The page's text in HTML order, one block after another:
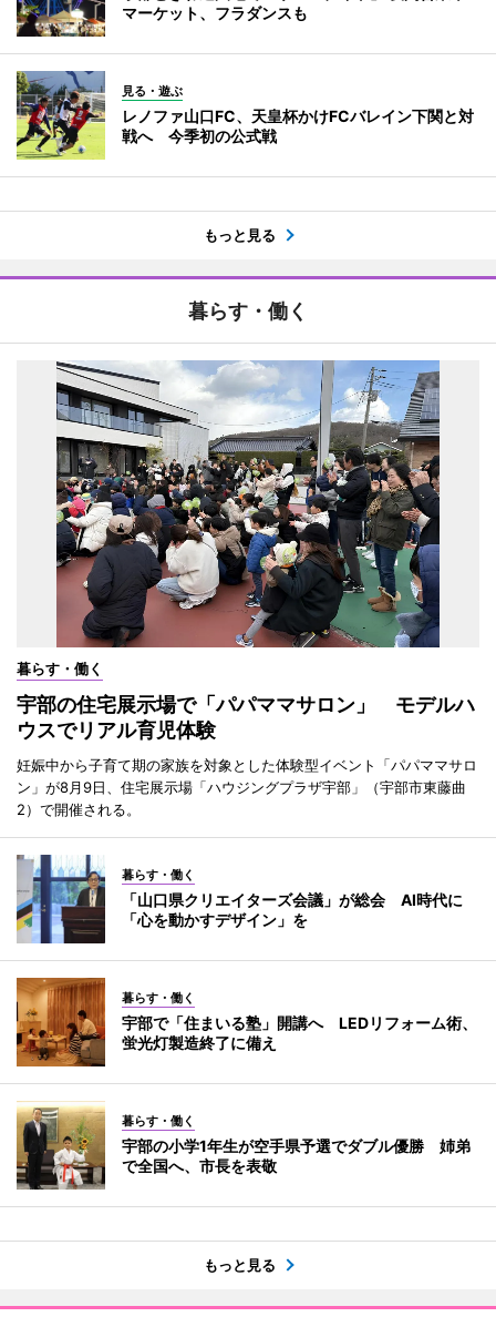
マーケット、フラダンスも
見る・遊ぶ
レノファ山口FC、天皇杯かけFCバレイン下関と対
戦へ 今季初の公式戦
もっと見る
暮らす・働く
暮らす・働く
宇部の住宅展示場で「パパママサロン」 モデルハ
ウスでリアル育児体験
妊娠中から子育て期の家族を対象とした体験型イベント「パパママサロ
ン」が8月9日、住宅展示場「ハウジングプラザ宇部」（宇部市東藤曲
2）で開催される。
暮らす・働く
「山口県クリエイターズ会議」が総会 AI時代に
「心を動かすデザイン」を
暮らす・働く
宇部で「住まいる塾」開講へ LEDリフォーム術、
蛍光灯製造終了に備え
暮らす・働く
宇部の小学1年生が空手県予選でダブル優勝 姉弟
で全国へ、市長を表敬
もっと見る